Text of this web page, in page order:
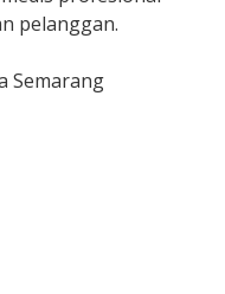
pelanggan.
Semarang